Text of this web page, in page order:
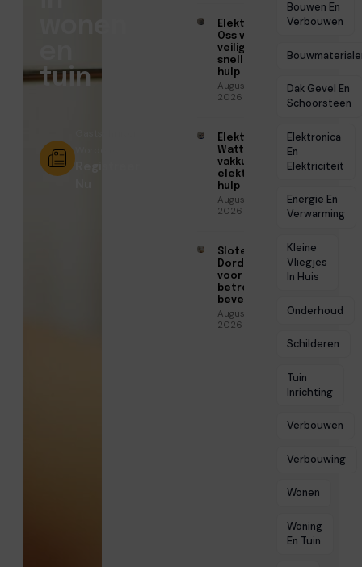
Elektricien
Oss voor
veilige en
snelle
hulp
Augustus 6,
2026
Elektricien
Watt voor
vakkundige
elektrische
hulp
Augustus 5,
2026
Slotenmaker
Dordrecht
voor
betrouwbare
beveiliging
Augustus 3,
2026
Bouwen En
Verbouwen
Dak Gevel En
Schoorsteen
Elektronica
En
Elektriciteit
Energie En
Verwarming
Kleine
Vliegjes
In Huis
Onderhoud
Schilderen
Tuin
Inrichting
Verbouwen
Verbouwing
Wonen
Woning
En Tuin
tuin
Registreer